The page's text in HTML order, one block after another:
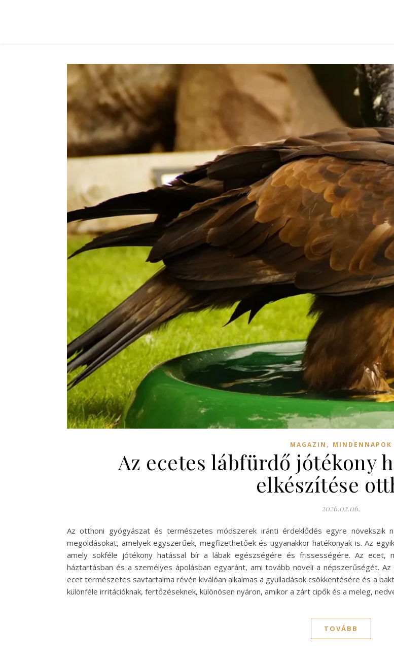
MAGAZIN , MINDENNAPOK
Az ecetes lábfürdő jótékony
elkészítése
2026.02.06.
Az otthoni gyógyászat és természetes módszerek iránti érdeklődés egyre növekszik
megoldásokat, amelyek egyszerűek, megfizethetőek és ugyanakkor hatékonyak is. Az
amely sokféle jótékony hatással bír a lábak egészségére és frissességére. Az ecet,
háztartásban és a személyes ápolásban egyaránt, ami tovább növeli a népszerűségét.
ecet természetes savtartalma révén kiválóan alkalmas a gyulladások csökkentésére és a
különféle irritációknak, fertőzéseknek, különösen nyáron, amikor a zárt cipők és a meleg,
TOVÁBB